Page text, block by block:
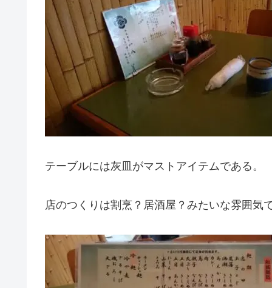
テーブルには灰皿がマストアイテムである。
店のつくりは割烹？居酒屋？みたいな雰囲気